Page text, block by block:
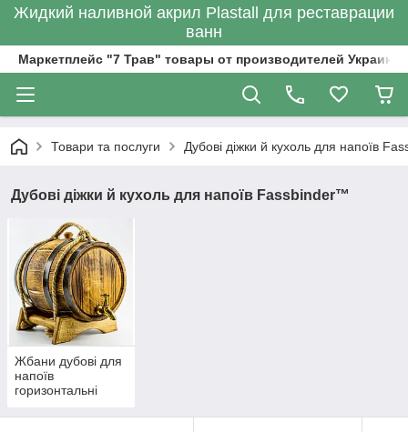
Жидкий наливной акрил Plastall для реставрации
ванн
Маркетплейс "7 Трав" товары от производителей
Товари та послуги Дубові діжки й кухоль для напоїв
Дубові діжки й кухоль для напоїв Fassbinder™
Жбани дубові для
напоїв
горизонтальні